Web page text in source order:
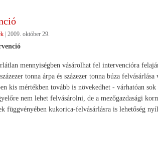
| 2009. október 29.
mennyiségben vásárolhat fel intervencióra
tonna árpa és százezer tonna búza
kis mértékben tovább is növekedhet - várhatóan
nem lehet felvásárolni, de a mezőgazdasági
függvényében kukorica-felvásárlásra is lehetőség